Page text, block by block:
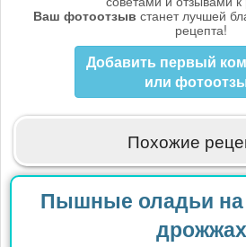
Ваш фотоотзыв станет лучшей
рецепта!
Добавить первый
или
Похожие
Пышные оладьи на
дрожжах